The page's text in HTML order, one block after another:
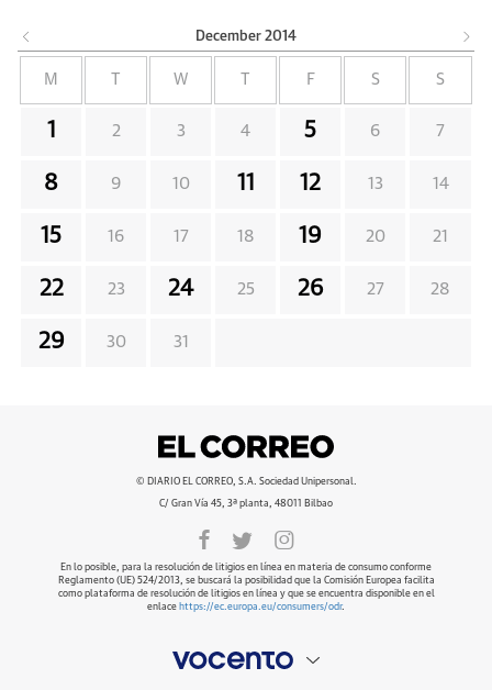
December 2014
M W F S S
1 2 3 4 5 6 7
8 9 10 11 12 13 14
15 16 17 18 19 20 21
22 23 24 25 26 27 28
29 30 31
© DIARIO EL CORREO, S.A. Sociedad Unipersonal.
C/ Gran Vía 45, 3ª planta, 48011 Bilbao
En lo posible, para la resolución de litigios en línea en materia de consumo conforme
Reglamento (UE) 524/2013, se buscará la posibilidad que la Comisión Europea facilita
como plataforma de resolución de litigios en línea y que se encuentra disponible en el
enlace https://ec.europa.eu/consumers/odr.